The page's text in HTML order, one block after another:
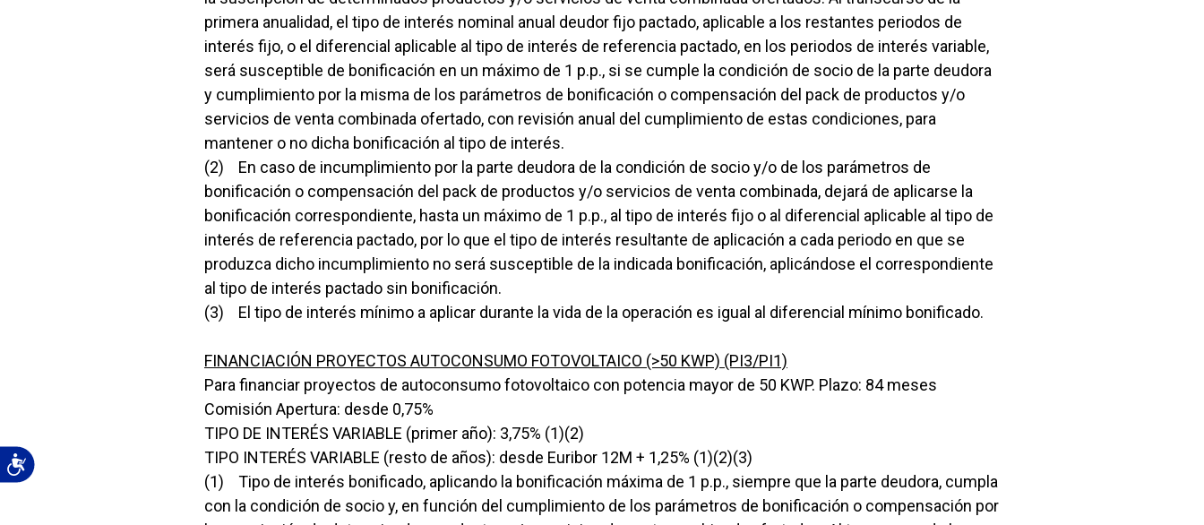
primera anualidad, el tipo de interés nominal anual deudor fijo pactado, aplicable a los restantes periodos de
interés fijo, o el diferencial aplicable al tipo de interés de referencia pactado, en los periodos de interés variable,
será susceptible de bonificación en un máximo de 1 p.p., si se cumple la condición de socio de la parte deudora
y cumplimiento por la misma de los parámetros de bonificación o compensación del pack de productos y/o
servicios de venta combinada ofertado, con revisión anual del cumplimiento de estas condiciones, para
mantener o no dicha bonificación al tipo de interés.
(2) En caso de incumplimiento por la parte deudora de la condición de socio y/o de los parámetros de
bonificación o compensación del pack de productos y/o servicios de venta combinada, dejará de aplicarse la
bonificación correspondiente, hasta un máximo de 1 p.p., al tipo de interés fijo o al diferencial aplicable al tipo de
interés de referencia pactado, por lo que el tipo de interés resultante de aplicación a cada periodo en que se
produzca dicho incumplimiento no será susceptible de la indicada bonificación, aplicándose el correspondiente
al tipo de interés pactado sin bonificación.
(3) El tipo de interés mínimo a aplicar durante la vida de la operación es igual al diferencial mínimo bonificado.
FINANCIACIÓN PROYECTOS AUTOCONSUMO FOTOVOLTAICO (>50 KWP) (PI3/PI1)
Para financiar proyectos de autoconsumo fotovoltaico con potencia mayor de 50 KWP. Plazo: 84 meses
Comisión Apertura: desde 0,75%
TIPO DE INTERÉS VARIABLE (primer año): 3,75% (1)(2)
TIPO INTERÉS VARIABLE (resto de años): desde Euribor 12M + 1,25% (1)(2)(3)
(1) Tipo de interés bonificado, aplicando la bonificación máxima de 1 p.p., siempre que la parte deudora, cumpla
con la condición de socio y, en función del cumplimiento de los parámetros de bonificación o compensación por